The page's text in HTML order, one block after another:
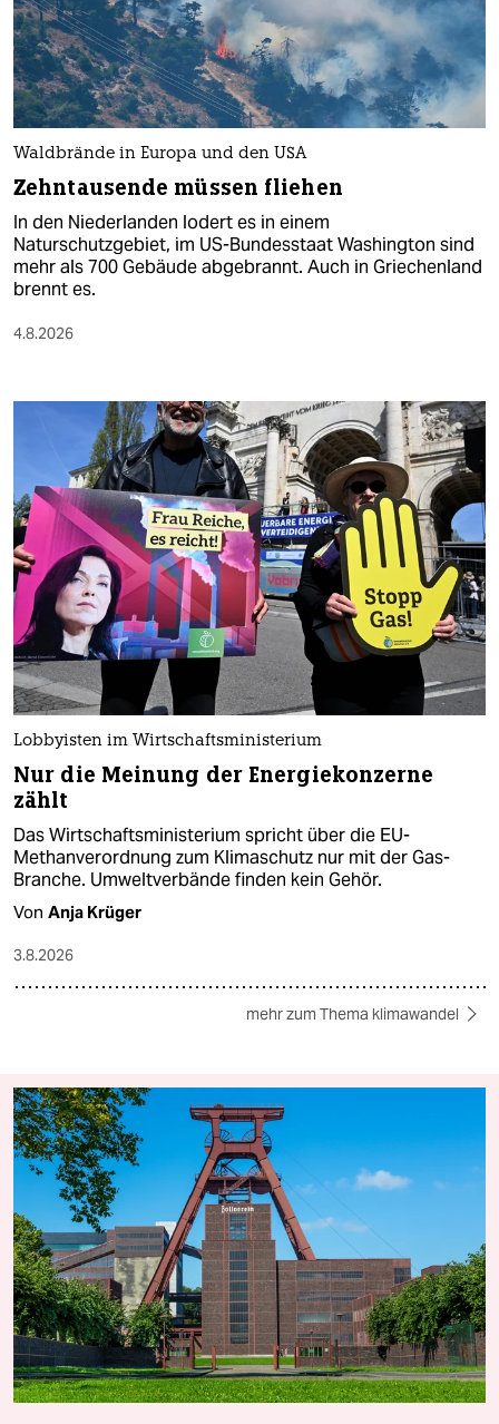
Waldbrände in Europa und den USA
Zehntausende müssen fliehen
In den Niederlanden lodert es in einem
Naturschutzgebiet, im US-Bundesstaat Washington sind
mehr als 700 Gebäude abgebrannt. Auch in Griechenland
brennt es.
4.8.2026
Lobbyisten im Wirtschaftsministerium
Nur die Meinung der Energiekonzerne
zählt
Das Wirtschaftsministerium spricht über die EU-
Methanverordnung zum Klimaschutz nur mit der Gas-
Branche. Umweltverbände finden kein Gehör.
Von Anja Krüger
3.8.2026
mehr zum Thema klimawandel